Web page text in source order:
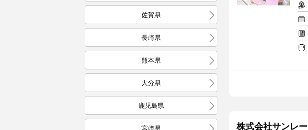
佐賀県
長崎県
熊本県
大分県
鹿児島県
宮崎県 株式会社サンレー